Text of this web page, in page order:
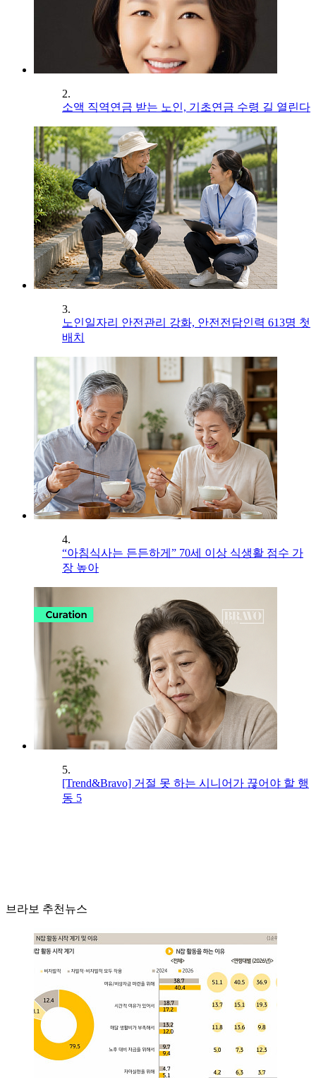
2.
소액 직역연금 받는 노인, 기초연금 수령 길 열린다
3.
노인일자리 안전관리 강화, 안전전담인력 613명 첫
배치
4.
“아침식사는 든든하게” 70세 이상 식생활 점수 가
장 높아
5.
[Trend&Bravo] 거절 못 하는 시니어가 끊어야 할 행
동 5
브라보 추천뉴스